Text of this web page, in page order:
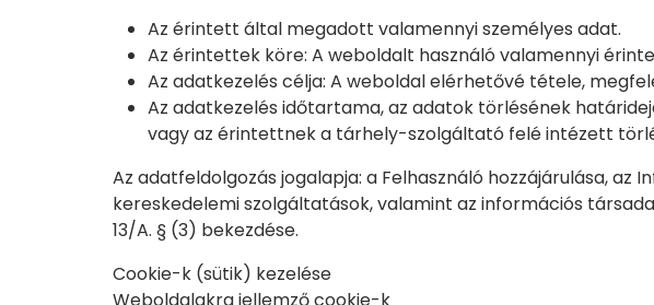
Az érintett által megadott valamennyi személyes adat.
Az érintettek köre: A weboldalt használó valamennyi
Az adatkezelés célja: A weboldal elérhetővé tétele,
Az adatkezelés időtartama, az adatok törlésének
vagy az érintettnek a tárhely-szolgáltató felé intézett
Az adatfeldolgozás jogalapja: a Felhasználó hozzájárulása, az
kereskedelemi szolgáltatások, valamint az információs
13/A. § (3) bekezdése.
Cookie-k (sütik) kezelése